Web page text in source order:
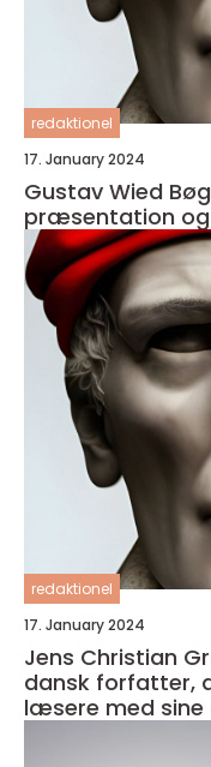
redaktionel
17. January 2024
Gustav Wied
præsentation og
redaktionel
17. January 2024
Jens Christian
dansk forfatter,
læsere med sine